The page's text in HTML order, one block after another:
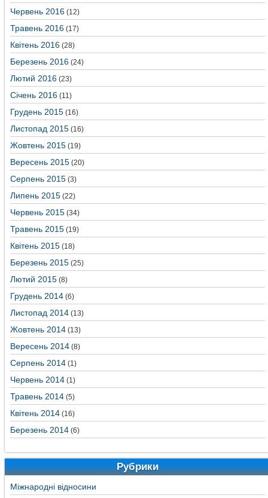
Червень 2016 (12)
Травень 2016 (17)
Квітень 2016 (28)
Березень 2016 (24)
Лютий 2016 (23)
Січень 2016 (11)
Грудень 2015 (16)
Листопад 2015 (16)
Жовтень 2015 (19)
Вересень 2015 (20)
Серпень 2015 (3)
Липень 2015 (22)
Червень 2015 (34)
Травень 2015 (19)
Квітень 2015 (18)
Березень 2015 (25)
Лютий 2015 (8)
Грудень 2014 (6)
Листопад 2014 (13)
Жовтень 2014 (13)
Вересень 2014 (8)
Серпень 2014 (1)
Червень 2014 (1)
Травень 2014 (5)
Квітень 2014 (16)
Березень 2014 (6)
Рубрики
Міжнародні відносини